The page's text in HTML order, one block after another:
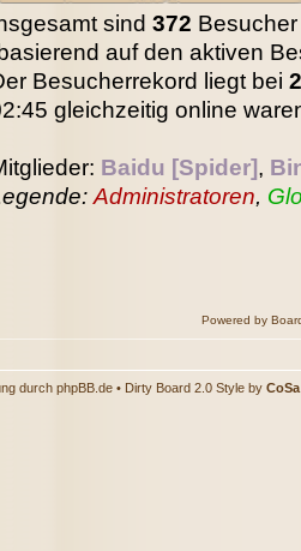
sind 372
auf den aktiven
Besucherrekord liegt bei
gleichzeitig online
Baidu [Spider],
Administratoren,
Powered by
durch phpBB.de • Dirty Board 2.0 Style by